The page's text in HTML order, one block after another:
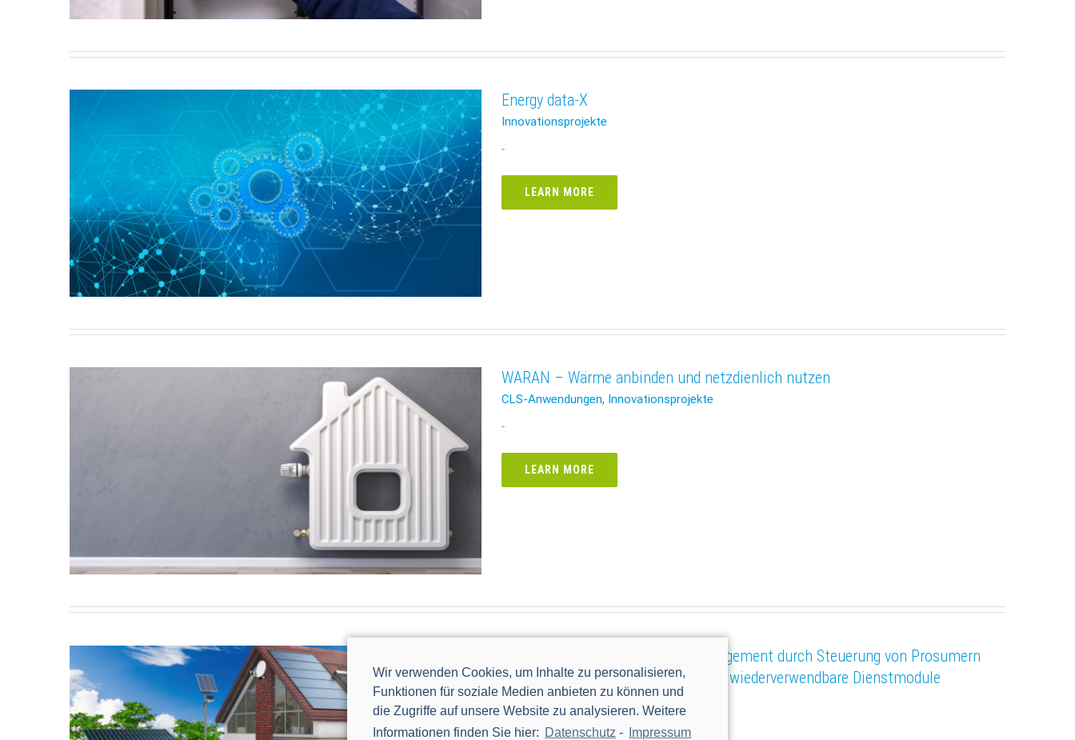
Wir verwenden Cookies, um Inhalte zu personalisieren,
Funktionen für soziale Medien anbieten zu können und
die Zugriffe auf unsere Website zu analysieren. Weitere
Informationen finden Sie hier: Datenschutz - Impressum
Energy data-X
Innovationsprojekte
-
LEARN MORE
WARAN – Wärme anbinden und netzdienlich nutzen
CLS-Anwendungen, Innovationsprojekte
-
LEARN MORE
SECProMo – Sicheres Energiemanagement durch Steuerung von Prosumern
über das Smart-Meter-Gateway und wiederverwendbare Dienstmodule
CLS-Anwendungen,Innovationsprojekte
-